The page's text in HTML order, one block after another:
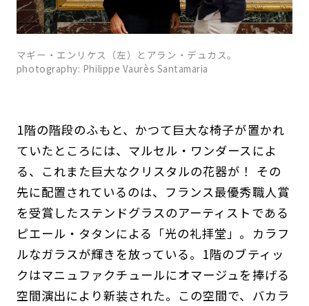
マギー・エンリケス（左）とアラン・デュカス。
photography: Philippe Vaurès Santamaria
1階の階段のふもと、かつて巨大な椅子が置かれ
ていたところには、マルセル・ワンダースによ
る、これまた巨大なクリスタルの花器が！ その
先に配置されているのは、フランス最優秀職人賞
を受賞したステンドグラスのアーティストである
ピエール・タタンによる「光の礼拝堂」。カラフ
ルなガラスが輝きを放っている。1階のブティッ
クはマニュファクチュールにオマージュを捧げる
空間演出により新装された。この空間で、バカラ